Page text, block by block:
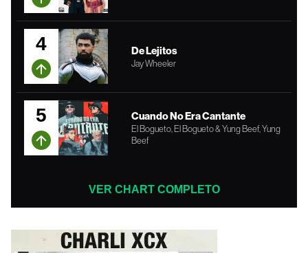
4 De Lejitos
Jay Wheeler
5 Cuando No Era Cantante
El Bogueto, El Bogueto & Yung Beef, Yung
Beef
VER CHART COMPLETO